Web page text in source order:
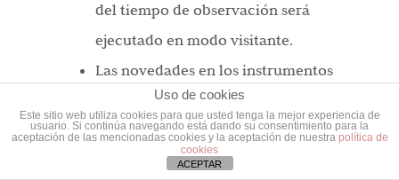
del tiempo de observación será
ejecutado en modo visitante.
Las novedades en los instrumentos
se centran en la puesta en marcha,
hace ya unos meses, de los modos
de más alta resolución espectral de
Uso de cookies
Este sitio web utiliza cookies para que usted tenga la mejor experiencia de
usuario. Si continúa navegando está dando su consentimiento para la
aceptación de las mencionadas cookies y la aceptación de nuestra política de
cookies
ACEPTAR